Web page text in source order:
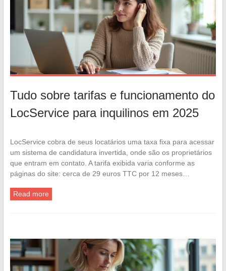
Tudo sobre tarifas e funcionamento do
LocService para inquilinos em 2025
LocService cobra de seus locatários uma taxa fixa para acessar
um sistema de candidatura invertida, onde são os proprietários
que entram em contato. A tarifa exibida varia conforme as
páginas do site: cerca de 29 euros TTC por 12 meses…
Read more